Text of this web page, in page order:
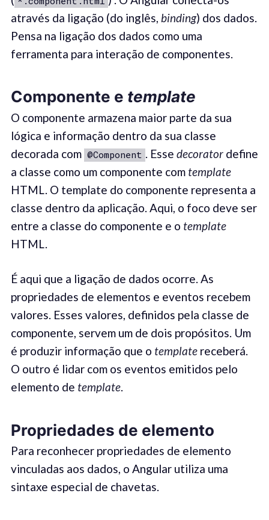
através da ligação (do inglês, binding) dos dados.
Pensa na ligação dos dados como uma
ferramenta para interação de componentes.
Componente e template
O componente armazena maior parte da sua
lógica e informação dentro da sua classe
decorada com @Component . Esse decorator define
a classe como um componente com template
HTML. O template do componente representa a
classe dentro da aplicação. Aqui, o foco deve ser
entre a classe do componente e o template
HTML.
É aqui que a ligação de dados ocorre. As
propriedades de elementos e eventos recebem
valores. Esses valores, definidos pela classe de
componente, servem um de dois propósitos. Um
é produzir informação que o template receberá.
O outro é lidar com os eventos emitidos pelo
elemento de template.
Propriedades de elemento
Para reconhecer propriedades de elemento
vinculadas aos dados, o Angular utiliza uma
sintaxe especial de chavetas.